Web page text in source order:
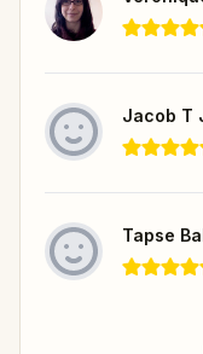
Jacob T
Tapse